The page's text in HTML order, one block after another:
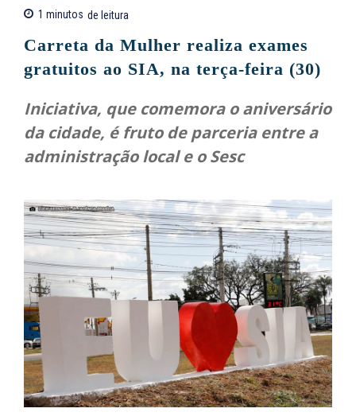
1 minutos de leitura
Carreta da Mulher realiza exames
gratuitos ao SIA, na terça-feira (30)
Iniciativa, que comemora o aniversário
da cidade, é fruto de parceria entre a
administração local e o Sesc